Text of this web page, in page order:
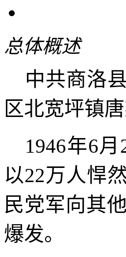
总体概述
中共商洛
区北宽坪镇唐
1946年6月
以22万人悍
民党军向其
爆发。